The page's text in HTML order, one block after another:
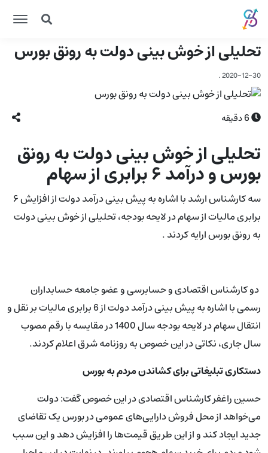
تحلیلی از خوش بینی دولت به رونق بورس
2020-12-30
.
6دقیقه
تحلیلی از خوش بینی دولت به رونق
بورس و درآمد ۶ برابری از سهام
سه کارشناس ارشد با اشاره به پیش بینی درآمد دولت از افزایش ۶
برابری مالیات از سهام در لایحه بودجه، تحلیلی از خوش بینی دولت
به رونق بورس ارایه کردند .
دو کارشناس اقتصادی و حسابرسی و عضو جامعه حسابداران
رسمی با اشاره به پیش بینی درآمد دولت از 6 برابری مالیات بر نقل و
انتقال سهام در لایحه بودجه سال 1400 در مقایسه با رقم مصوب
سال جاری، نکاتی در این خصوص به روزنامه شرق اعلام کردند.
دستکاری تبلیغاتی برای کشاندن مردم به بورس
حسین راغفر کارشناس اقتصادی در این خصوص گفت: دولت
می‌خواهد از محل فروش دارایی‌های عمومی در بورس یک تقاضای
جدید ایجاد کند و از این طریق قیمت‌ها را افزایش دهد و این سبب